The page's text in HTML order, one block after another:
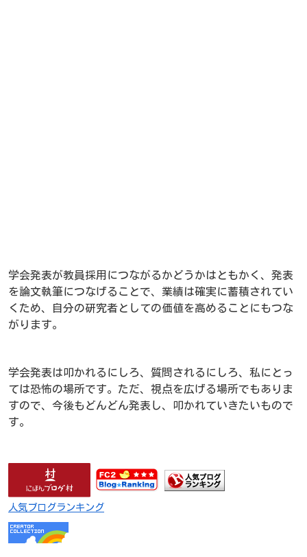
学会発表が教員採用につながるかどうかはともかく、発表
を論文執筆につなげることで、業績は確実に蓄積されてい
くため、自分の研究者としての価値を高めることにもつな
がります。
学会発表は叩かれるにしろ、質問されるにしろ、私にとっ
ては恐怖の場所です。ただ、視点を広げる場所でもありま
すので、今後もどんどん発表し、叩かれていきたいもので
す。
人気ブログランキング